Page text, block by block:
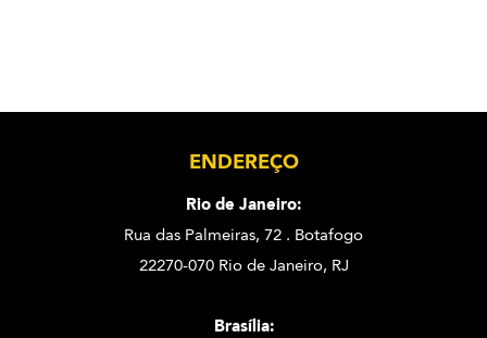
ENDEREÇO
Rio de Janeiro:
Rua das Palmeiras, 72 . Botafogo
22270-070 Rio de Janeiro, RJ
Brasília: